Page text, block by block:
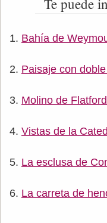
Te puede
Bahía de
Paisaje con
Molino de
Vistas de la
La esclusa de
La carreta de